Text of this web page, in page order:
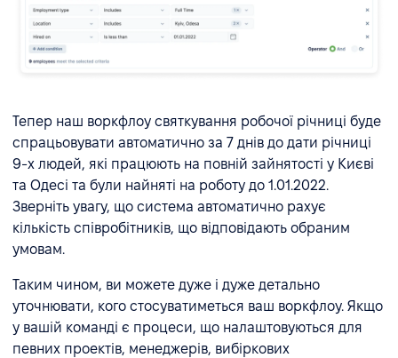
Тепер наш воркфлоу святкування робочої річниці буде
спрацьовувати автоматично за 7 днів до дати річниці
9-х людей, які працюють на повній зайнятості у Києві
та Одесі та були найняті на роботу до 1.01.2022.
Зверніть увагу, що система автоматично рахує
кількість співробітників, що відповідають обраним
умовам.
Таким чином, ви можете дуже і дуже детально
уточнювати, кого стосуватиметься ваш воркфлоу. Якщо
у вашій команді є процеси, що налаштовуються для
певних проектів, менеджерів, вибіркових